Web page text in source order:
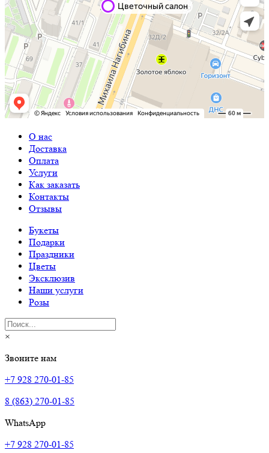
О нас
Доставка
Оплата
Услуги
Как заказать
Контакты
Отзывы
Букеты
Подарки
Праздники
Цветы
Эксклюзив
Наши услуги
Розы
×
Звоните нам
+7 928 270-01-85
8 (863) 270-01-85
WhatsApp
+7 928 270-01-85